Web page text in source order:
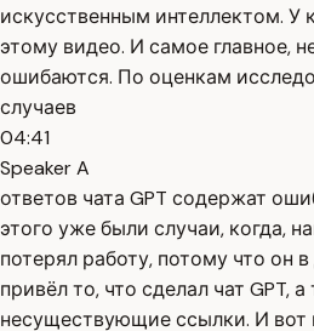
искусственным интеллектом. У
этому видео. И самое главное,
ошибаются. По оценкам
случаев
04:41
Speaker A
ответов чата GPT содержат
этого уже были случаи, когда,
потерял работу, потому что он
привёл то, что сделал чат GPT,
несуществующие ссылки. И вот